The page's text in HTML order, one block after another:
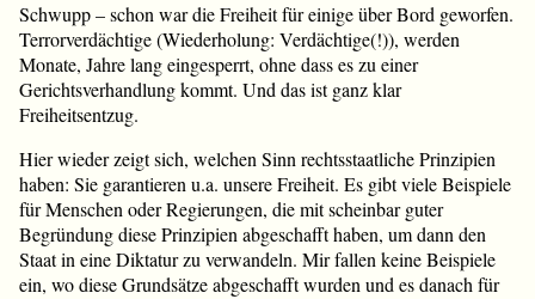
Schwupp – schon war die Freiheit für einige über Bord geworfen.
Terrorverdächtige (Wiederholung: Verdächtige(!)), werden
Monate, Jahre lang eingesperrt, ohne dass es zu einer
Gerichtsverhandlung kommt. Und das ist ganz klar
Freiheitsentzug.
Hier wieder zeigt sich, welchen Sinn rechtsstaatliche Prinzipien
haben: Sie garantieren u.a. unsere Freiheit. Es gibt viele Beispiele
für Menschen oder Regierungen, die mit scheinbar guter
Begründung diese Prinzipien abgeschafft haben, um dann den
Staat in eine Diktatur zu verwandeln. Mir fallen keine Beispiele
ein, wo diese Grundsätze abgeschafft wurden und es danach für